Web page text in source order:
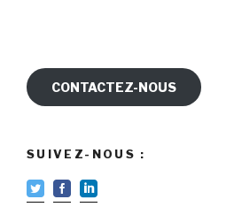
CONTACTEZ-NOUS
SUIVEZ-NOUS :